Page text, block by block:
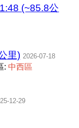
(~85.8公
里) 2026-07-18
: 中西區
12-29